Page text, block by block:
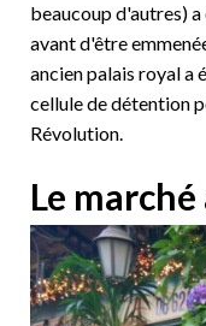
beaucoup d'autres)
avant d'être
ancien palais royal a
cellule de détention
Révolution.
Le